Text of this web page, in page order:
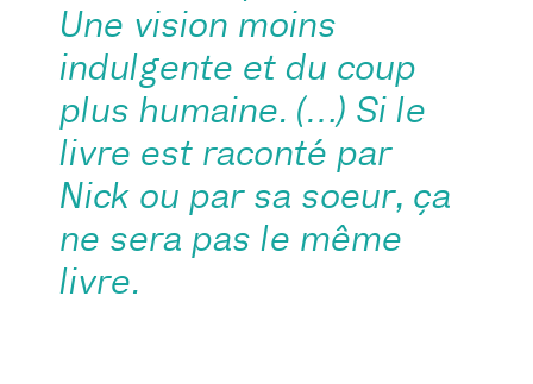
Une vision moins
indulgente et du coup
plus humaine. (…) Si le
livre est raconté par
Nick ou par sa soeur, ça
ne sera pas le même
livre.